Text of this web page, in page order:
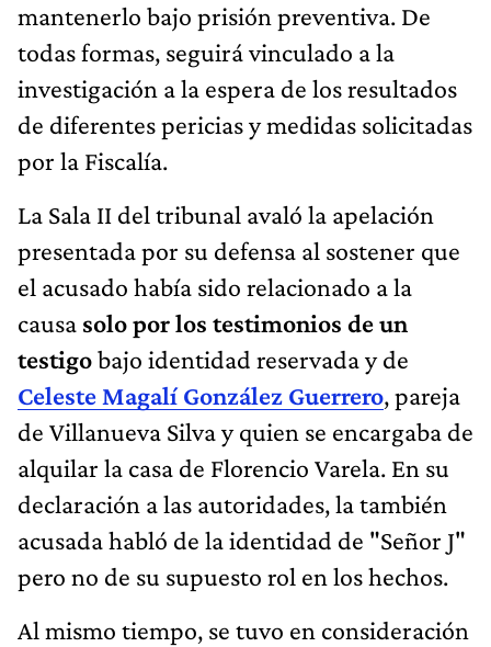
mantenerlo bajo prisión preventiva. De
todas formas, seguirá vinculado a la
investigación a la espera de los resultados
de diferentes pericias y medidas solicitadas
por la Fiscalía.
La Sala II del tribunal avaló la apelación
presentada por su defensa al sostener que
el acusado había sido relacionado a la
causa solo por los testimonios de un
testigobajo identidad reservada y de
Celeste Magalí González Guerrero, pareja
de Villanueva Silva y quien se encargaba de
alquilar la casa de Florencio Varela. En su
declaración a las autoridades, la también
acusada habló de la identidad de "Señor J"
pero no de su supuesto rol en los hechos.
Al mismo tiempo, se tuvo en consideración